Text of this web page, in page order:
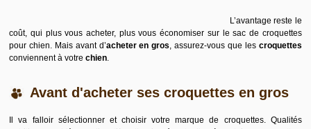
L’avantage reste le
coût, qui plus vous acheter, plus vous économiser sur le sac de croquettes
pour chien. Mais avant d’acheter en gros, assurez-vous que les croquettes
conviennent à votrechien.
Avant d'acheter ses croquettes en gros
Il va falloir sélectionner et choisir votre marque de croquettes. Qualités